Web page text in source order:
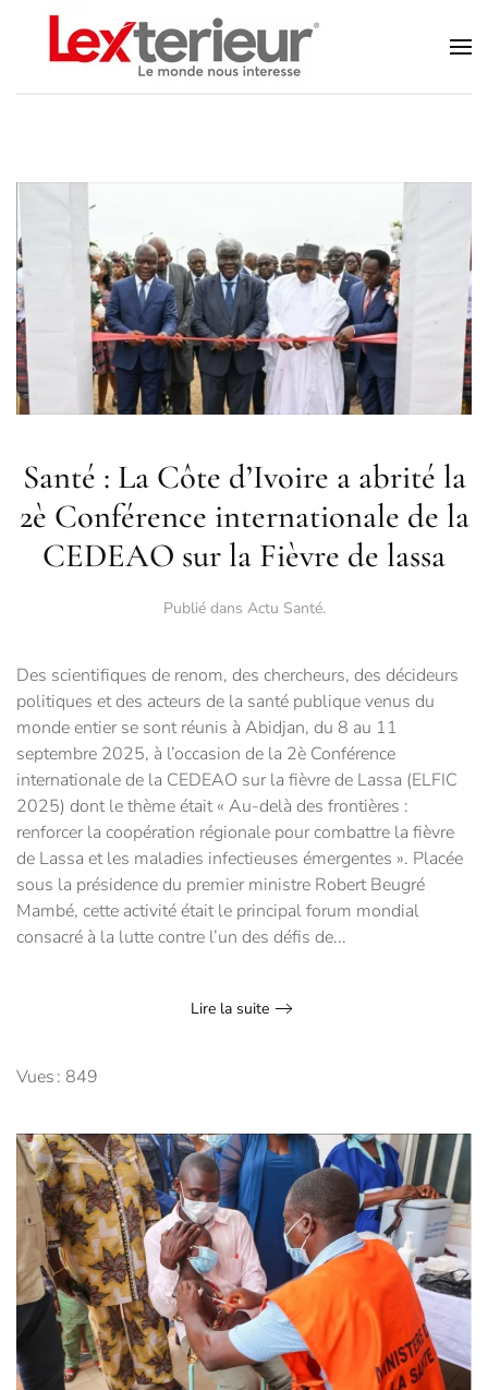
Accéder au contenu principal
Santé : La Côte d’Ivoire a abrité la
2è Conférence internationale de la
CEDEAO sur la Fièvre de lassa
Publié dans Actu Santé.
Des scientifiques de renom, des chercheurs, des décideurs
politiques et des acteurs de la santé publique venus du
monde entier se sont réunis à Abidjan, du 8 au 11
septembre 2025, à l’occasion de la 2è Conférence
internationale de la CEDEAO sur la fièvre de Lassa (ELFIC
2025) dont le thème était « Au-delà des frontières :
renforcer la coopération régionale pour combattre la fièvre
de Lassa et les maladies infectieuses émergentes ». Placée
sous la présidence du premier ministre Robert Beugré
Mambé, cette activité était le principal forum mondial
consacré à la lutte contre l’un des défis de...
Lire la suite
Vues : 849